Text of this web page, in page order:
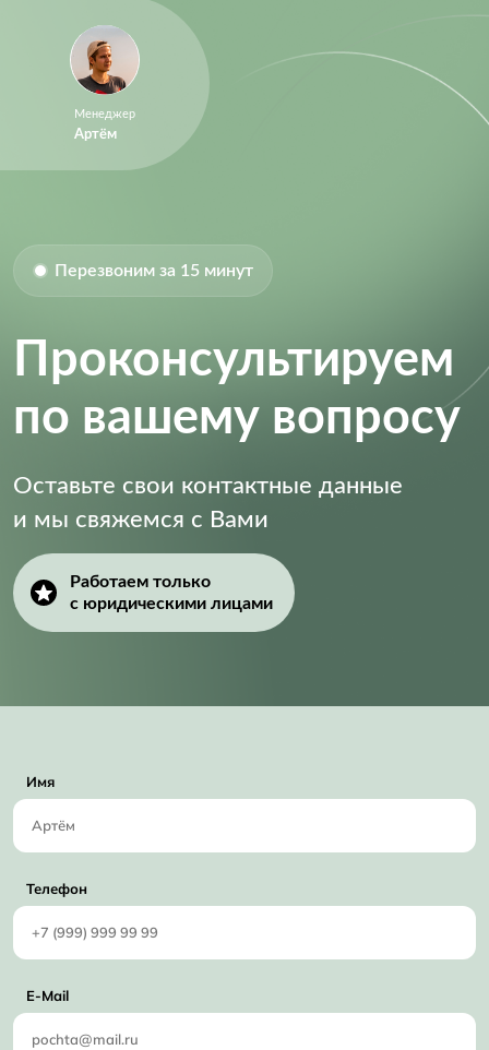
Менеджер
Артём
Перезвоним за 15 минут
Проконсультируем
по вашему вопросу
Оставьте свои контактные данные
и мы свяжемся с Вами
Работаем только
с юридическими лицами
Имя
Телефон
E-Mail